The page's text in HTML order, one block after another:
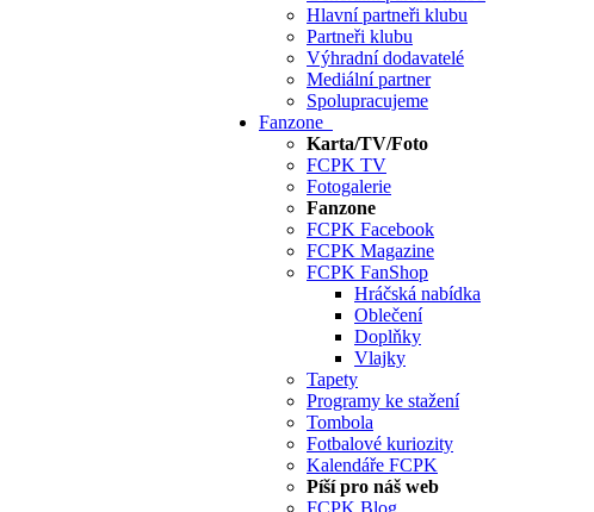
Hlavní partneři klubu
Partneři klubu
Výhradní dodavatelé
Mediální partner
Spolupracujeme
Fanzone
Karta/TV/Foto
FCPK TV
Fotogalerie
Fanzone
FCPK Facebook
FCPK Magazine
FCPK FanShop
Hráčská nabídka
Oblečení
Doplňky
Vlajky
Tapety
Programy ke stažení
Tombola
Fotbalové kuriozity
Kalendáře FCPK
Píší pro náš web
FCPK Blog